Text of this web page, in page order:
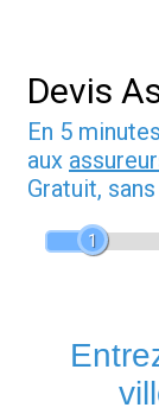
Devis
En 5
aux
Gratuit,
1